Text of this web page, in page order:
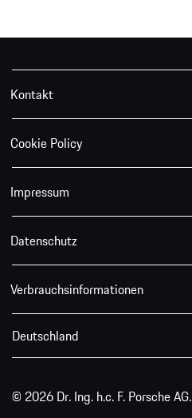
Kontakt
Cookie Policy
Impressum
Datenschutz
Verbrauchsinformationen
Deutschland
© 2026 Dr. Ing. h.c. F. Porsche AG.